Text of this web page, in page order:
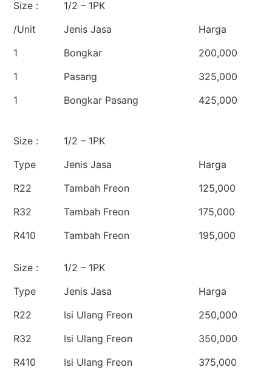
Size :
1/2 – 1PK
/Unit
Jenis Jasa
Harga
1
Bongkar
200,000
1
Pasang
325,000
1
Bongkar Pasang 425,000
Size :
1/2 – 1PK
Type
Jenis Jasa
Harga
R22
Tambah Freon
125,000
R32
Tambah Freon
175,000
R410
Tambah Freon 195,000
Size :
1/2 – 1PK
Type
Jenis Jasa
Harga
R22
Isi Ulang Freon
250,000
R32
Isi Ulang Freon
350,000
R410
Isi Ulang Freon 375,000